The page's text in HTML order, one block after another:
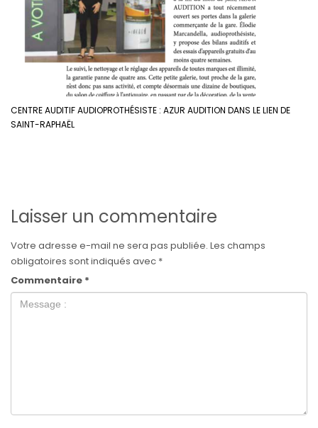
CENTRE AUDITIF AUDIOPROTHÉSISTE : AZUR AUDITION DANS LE LIEN DE
SAINT-RAPHAËL
Laisser un commentaire
Votre adresse e-mail ne sera pas publiée. Les champs
obligatoires sont indiqués avec *
Commentaire *